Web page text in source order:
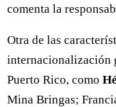
comenta la
Otra de las
internacionalización
Puerto Rico, como
Mina Bringas;